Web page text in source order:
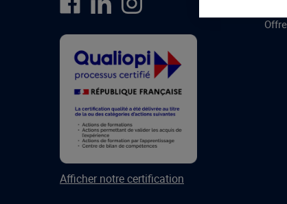
Afficher notre certification